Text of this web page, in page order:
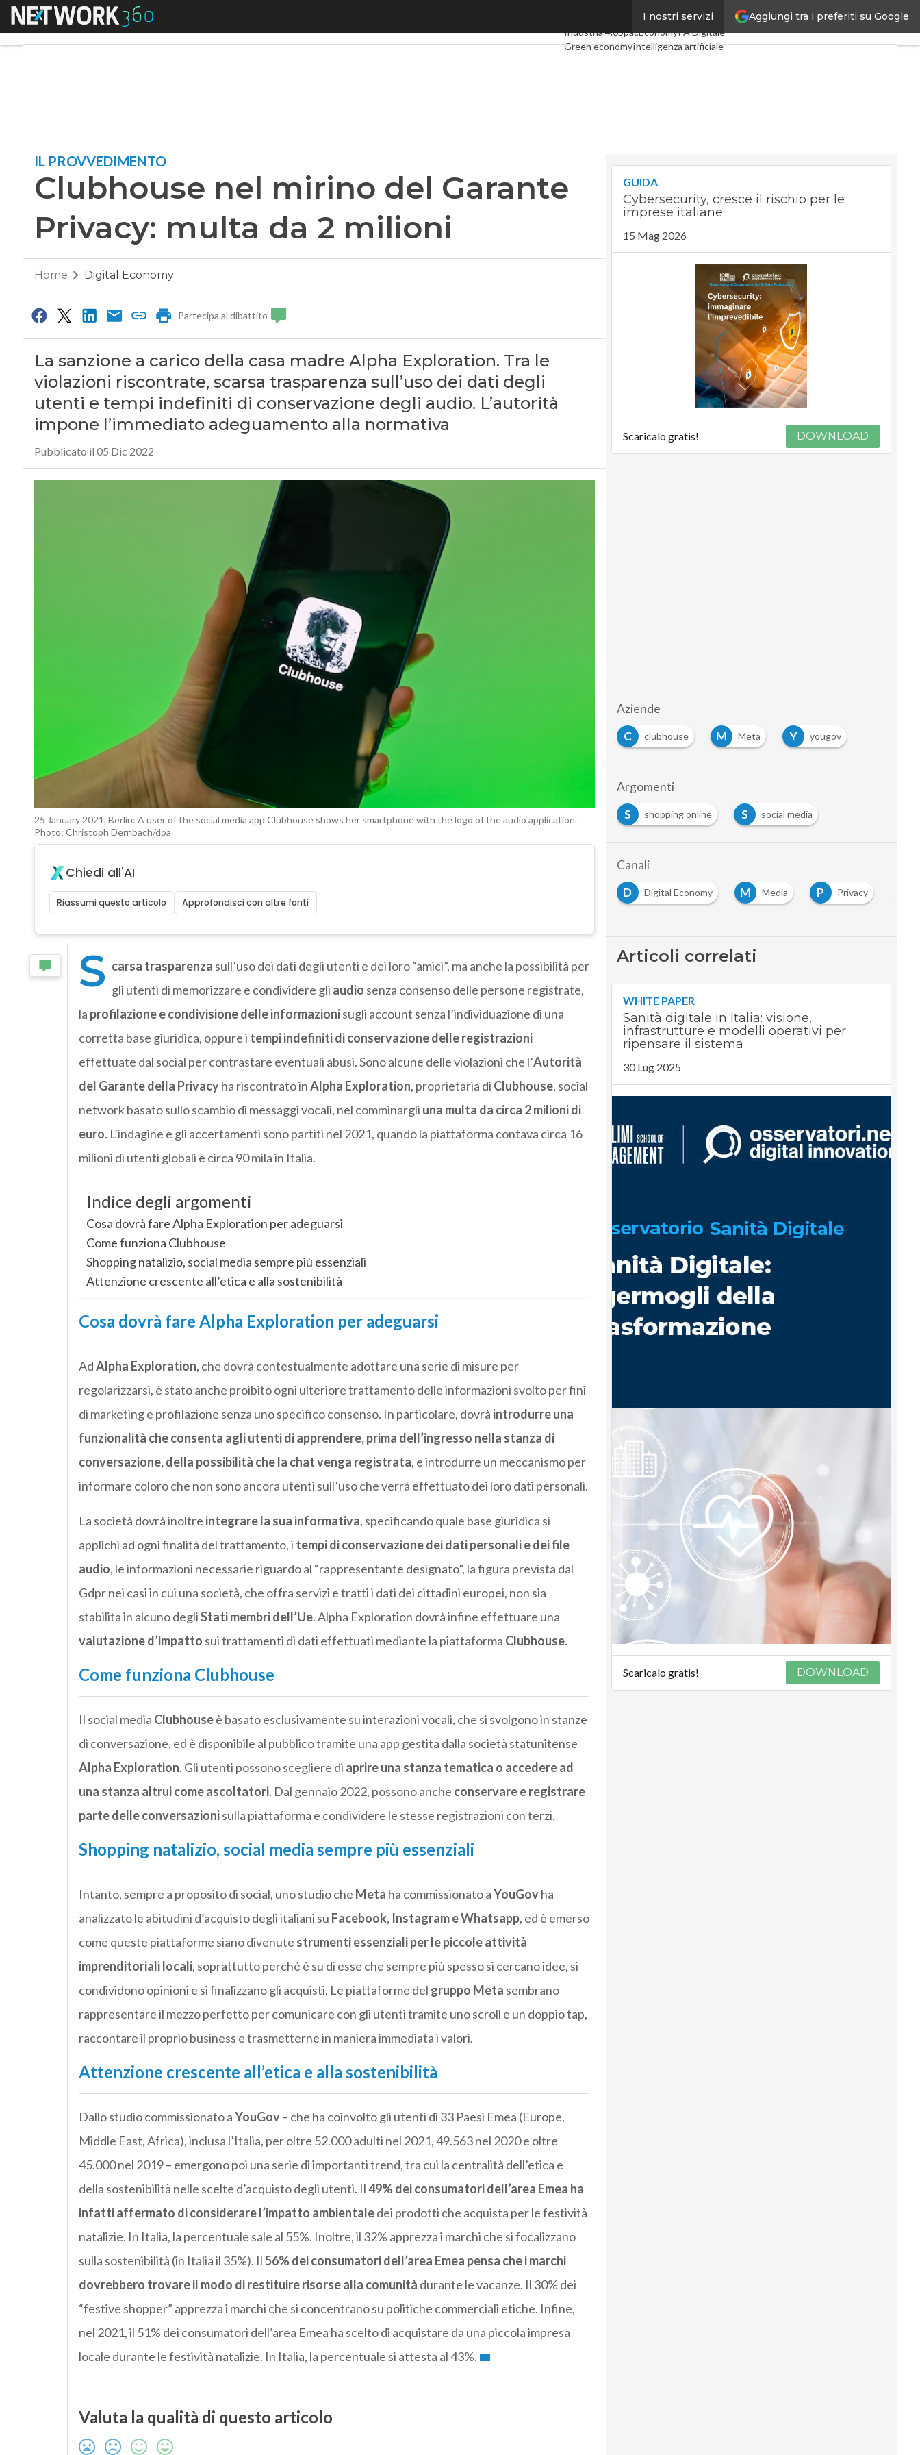
Aggiungi tra i preferiti su Google
I nostri servizi
Menu Digital EconomyTelco
Industria 4.0SpacEconomyPA Digitale
Green economyIntelligenza artificiale
IL PROVVEDIMENTO
Clubhouse nel mirino del Garante
Privacy: multa da 2 milioni
Home Digital Economy
Partecipa al dibattito
La sanzione a carico della casa madre Alpha Exploration. Tra le
violazioni riscontrate, scarsa trasparenza sull’uso dei dati degli
utenti e tempi indefiniti di conservazione degli audio. L’autorità
impone l’immediato adeguamento alla normativa
Pubblicato il 05 Dic 2022
25 January 2021, Berlin: A user of the social media app Clubhouse shows her smartphone with the logo of the audio application.
Photo: Christoph Dernbach/dpa
Chiedi all'AI
Riassumi questo articolo Approfondisci con altre fonti
S carsa trasparenza sull’uso dei dati degli utenti e dei loro “amici”, ma anche la possibilità per
gli utenti di memorizzare e condividere gli audio senza consenso delle persone registrate,
la profilazione e condivisione delle informazionisugli account senza l’individuazione di una
corretta base giuridica, oppure i tempi indefiniti di conservazione delle registrazioni
effettuate dal social per contrastare eventuali abusi. Sono alcune delle violazioni che l’Autorità
del Garante della Privacyha riscontrato inAlpha Exploration, proprietaria di Clubhouse, social
network basato sullo scambio di messaggi vocali, nel comminargli una multa da circa 2 milioni di
euro. L’indagine e gli accertamenti sono partiti nel 2021, quando la piattaforma contava circa 16
milioni di utenti globali e circa 90 mila in Italia.
Indice degli argomenti
Cosa dovrà fare Alpha Exploration per adeguarsi
Come funziona Clubhouse
Shopping natalizio, social media sempre più essenziali
Attenzione crescente all’etica e alla sostenibilità
Cosa dovrà fare Alpha Exploration per adeguarsi
AdAlpha Exploration, che dovrà contestualmente adottare una serie di misure per
regolarizzarsi, è stato anche proibito ogni ulteriore trattamento delle informazioni svolto per fini
di marketing e profilazione senza uno specifico consenso. In particolare, dovrà introdurre una
funzionalità che consenta agli utenti di apprendere, prima dell’ingresso nella stanza di
conversazione, della possibilità che la chat venga registrata, e introdurre un meccanismo per
informare coloro che non sono ancora utenti sull’uso che verrà effettuato dei loro dati personali.
La società dovrà inoltre integrare la sua informativa, specificando quale base giuridica si
applichi ad ogni finalità del trattamento, i tempi di conservazione dei dati personali e dei file
audio, le informazioni necessarie riguardo al “rappresentante designato”, la figura prevista dal
Gdpr nei casi in cui una società, che offra servizi e tratti i dati dei cittadini europei, non sia
stabilita in alcuno degliStati membri dell’Ue. Alpha Exploration dovrà infine effettuare una
valutazione d’impatto sui trattamenti di dati effettuati mediante la piattaforma Clubhouse.
Come funziona Clubhouse
Il social media Clubhouseè basato esclusivamente su interazioni vocali, che si svolgono in stanze
di conversazione, ed è disponibile al pubblico tramite una app gestita dalla società statunitense
Alpha Exploration. Gli utenti possono scegliere di aprire una stanza tematica o accedere ad
una stanza altrui come ascoltatori. Dal gennaio 2022, possono anche conservare e registrare
parte delle conversazionisulla piattaforma e condividere le stesse registrazioni con terzi.
Shopping natalizio, social media sempre più essenziali
Intanto, sempre a proposito di social, uno studio che Meta ha commissionato aYouGovha
analizzato le abitudini d’acquisto degli italiani su Facebook, Instagram e Whatsapp, ed è emerso
come queste piattaforme siano divenute strumenti essenziali per le piccole attività
imprenditoriali locali, soprattutto perché è su di esse che sempre più spesso si cercano idee, si
condividono opinioni e si finalizzano gli acquisti. Le piattaforme del gruppo Meta sembrano
rappresentare il mezzo perfetto per comunicare con gli utenti tramite uno scroll e un doppio tap,
raccontare il proprio business e trasmetterne in maniera immediata i valori.
Attenzione crescente all’etica e alla sostenibilità
Dallo studio commissionato aYouGov– che ha coinvolto gli utenti di 33 Paesi Emea (Europe,
Middle East, Africa), inclusa l’Italia, per oltre 52.000 adulti nel 2021, 49.563 nel 2020 e oltre
45.000 nel 2019 – emergono poi una serie di importanti trend, tra cui la centralità dell’etica e
della sostenibilità nelle scelte d’acquisto degli utenti. Il49% dei consumatori dell’area Emea ha
infatti affermato di considerare l’impatto ambientaledei prodotti che acquista per le festività
natalizie. In Italia, la percentuale sale al 55%. Inoltre, il 32% apprezza i marchi che si focalizzano
sulla sostenibilità (in Italia il 35%). Il56% dei consumatori dell’area Emea pensa che i marchi
dovrebbero trovare il modo di restituire risorse alla comunità durante le vacanze. Il 30% dei
“festive shopper” apprezza i marchi che si concentrano su politiche commerciali etiche. Infine,
nel 2021, il 51% dei consumatori dell’area Emea ha scelto di acquistare da una piccola impresa
locale durante le festività natalizie. In Italia, la percentuale si attesta al 43%.
Valuta la qualità di questo articolo
GUIDA
Cybersecurity, cresce il rischio per le
imprese italiane
15 Mag 2026
Scaricalo gratis! DOWNLOAD
Aziende
C
clubhouse M Meta Y yougov
Argomenti
S
shopping online S social media
Canali
D
Digital Economy M Media P Privacy
Articoli correlati
WHITE PAPER
Sanità digitale in Italia: visione,
infrastrutture e modelli operativi per
ripensare il sistema
30 Lug 2025
Scaricalo gratis! DOWNLOAD